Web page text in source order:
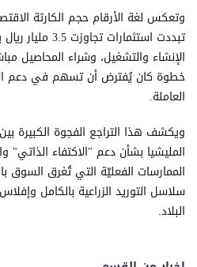
وتعكس لغة الأرقام حجم الكارثة
تبددت
الإنشاء والتشغيل، وشراء المحاصيل
خطوة كان يُفترض أن تسهم في دعم
العاملة.
ويكشف هذا التراجع الفجوة الكبيرة
المليشيا بشأن دعم "الاكتفاء الذاتي"
الممارسات الفعليّة التي تُغرق السوق
سلاسل التوريد الزراعية بالكامل
البلاد.